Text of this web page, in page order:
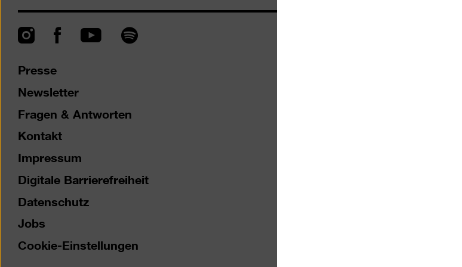
InstagramFacebookYouTubeSpotify
Presse
Newsletter
Fragen & Antworten
Kontakt
Impressum
Digitale Barrierefreiheit
Datenschutz
Jobs
Cookie-Einstellungen